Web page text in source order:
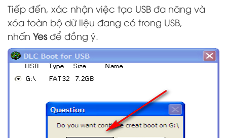
Tiếp đến, xác nhận việc tạo USB đa năng và
xóa toàn bộ dữ liệu đang có trong USB,
nhấn Yesđể đồng ý.